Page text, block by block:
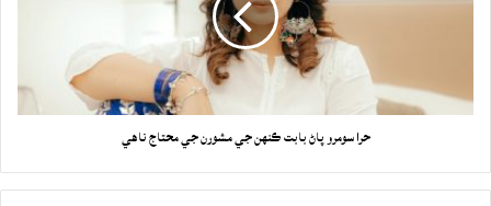
حرا سومرو پاڻ بابت ڪنهن جي مشورن جي محتاج ناهي